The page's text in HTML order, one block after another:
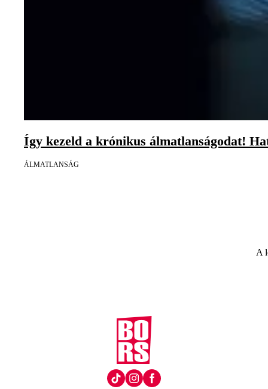
Így kezeld a krónikus álmatlanságodat!
ÁLMATLANSÁG
A